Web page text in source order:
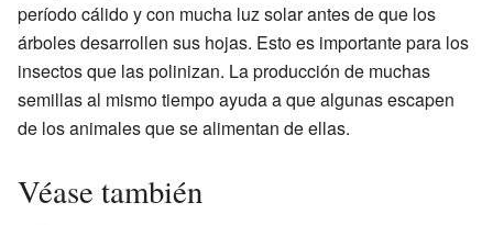
período cálido y con mucha luz solar antes de que los
árboles desarrollen sus hojas. Esto es importante para los
insectos que las polinizan. La producción de muchas
semillas al mismo tiempo ayuda a que algunas escapen
de los animales que se alimentan de ellas.
Véase también